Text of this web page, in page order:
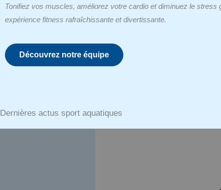
Tonifiez vos muscles, améliorez votre cardio et diminuez le stress
expérience fitness rafraîchissante et divertissante.
Découvrez notre équipe
Dernières actus sport aquatiques